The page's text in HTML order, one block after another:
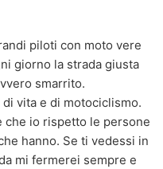
piloti con moto vere
giorno la strada giusta
smarrito.
vita e di motociclismo.
che io rispetto le persone
hanno. Se ti vedessi in
mi fermerei sempre e